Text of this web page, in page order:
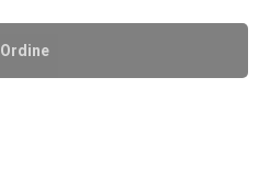
Ordine